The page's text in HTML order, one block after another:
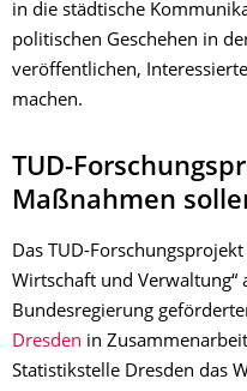
in die städtische
politischen Geschehen in
veröffentlichen,
machen.
TUD-
Maßnahmen
Das TUD-
Wirtschaft und Verwaltung“
Bundesregierung
Dresden in
Statistikstelle Dresden das